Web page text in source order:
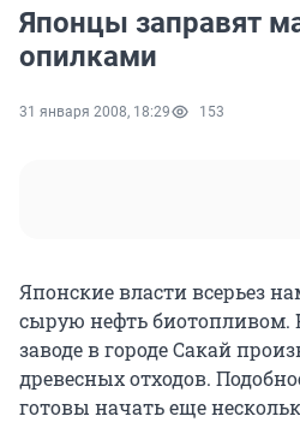
Японцы заправят
опилками
31 января 2008, 18:29 153
Японские власти всерьез
сырую нефть биотопливом.
заводе в городе Сакай
древесных отходов.
готовы начать еще